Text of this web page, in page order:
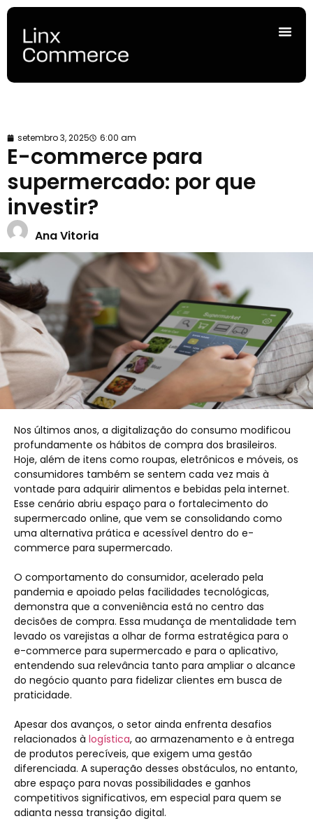
setembro 3, 2025 6:00 am
E-commerce para
supermercado: por que
investir?
Ana Vitoria
Nos últimos anos, a digitalização do consumo modificou
profundamente os hábitos de compra dos brasileiros.
Hoje, além de itens como roupas, eletrônicos e móveis, os
consumidores também se sentem cada vez mais à
vontade para adquirir alimentos e bebidas pela internet.
Esse cenário abriu espaço para o fortalecimento do
supermercado online, que vem se consolidando como
uma alternativa prática e acessível dentro do e-
commerce para supermercado.
O comportamento do consumidor, acelerado pela
pandemia e apoiado pelas facilidades tecnológicas,
demonstra que a conveniência está no centro das
decisões de compra. Essa mudança de mentalidade tem
levado os varejistas a olhar de forma estratégica para o
e-commerce para supermercado e para o aplicativo,
entendendo sua relevância tanto para ampliar o alcance
do negócio quanto para fidelizar clientes em busca de
praticidade.
Apesar dos avanços, o setor ainda enfrenta desafios
relacionados à logística, ao armazenamento e à entrega
de produtos perecíveis, que exigem uma gestão
diferenciada. A superação desses obstáculos, no entanto,
abre espaço para novas possibilidades e ganhos
competitivos significativos, em especial para quem se
adianta nessa transição digital.